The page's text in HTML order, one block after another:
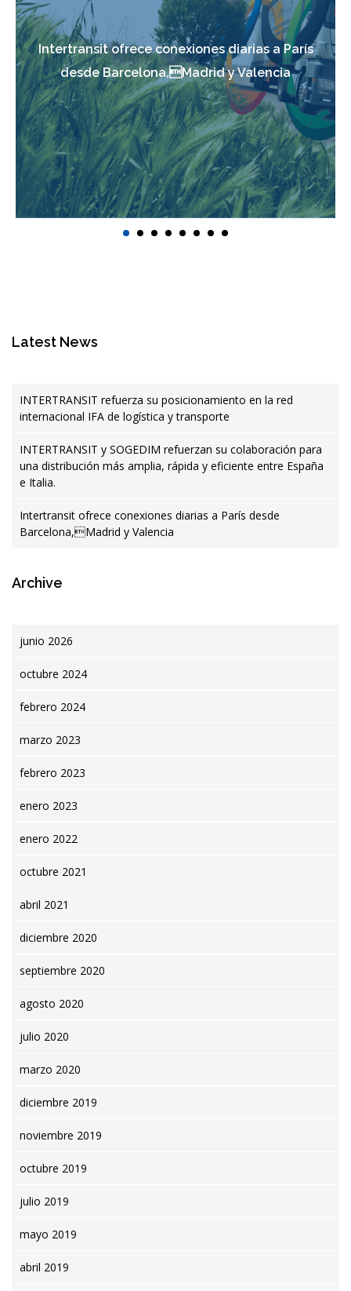
Intertransit ofrece conexiones diarias a París
desde Barcelona,Madrid y Valencia
Latest News
INTERTRANSIT refuerza su posicionamiento en la red
internacional IFA de logística y transporte
INTERTRANSIT y SOGEDIM refuerzan su colaboración para
una distribución más amplia, rápida y eficiente entre España
e Italia.
Intertransit ofrece conexiones diarias a París desde
Barcelona,Madrid y Valencia
Archive
junio 2026
octubre 2024
febrero 2024
marzo 2023
febrero 2023
enero 2023
enero 2022
octubre 2021
abril 2021
diciembre 2020
septiembre 2020
agosto 2020
julio 2020
marzo 2020
diciembre 2019
noviembre 2019
octubre 2019
julio 2019
mayo 2019
abril 2019